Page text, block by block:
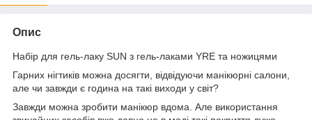
Опис
Набір для гель-лаку SUN з гель-лаками YRE та ножицями
Гарних нігтиків можна досягти, відвідуючи манікюрні салони,
але чи завжди є година на такі виходи у світ?
Завжди можна зробити манікюр вдома. Але використання